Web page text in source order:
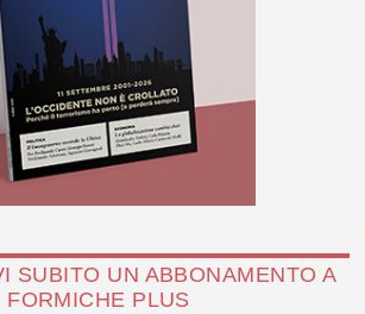
SUBITO UN ABBONAMENTO A
FORMICHE PLUS